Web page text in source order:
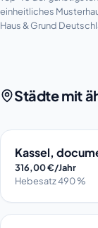
einheitliches
Haus & Grund
Städte mit
Kassel,
316,00 €/Jahr
Hebesatz 490 %